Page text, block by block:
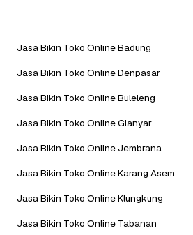
Jasa Bikin Toko Online Badung
Jasa Bikin Toko Online Denpasar
Jasa Bikin Toko Online Buleleng
Jasa Bikin Toko Online Gianyar
Jasa Bikin Toko Online Jembrana
Jasa Bikin Toko Online Karang Asem
Jasa Bikin Toko Online Klungkung
Jasa Bikin Toko Online Tabanan